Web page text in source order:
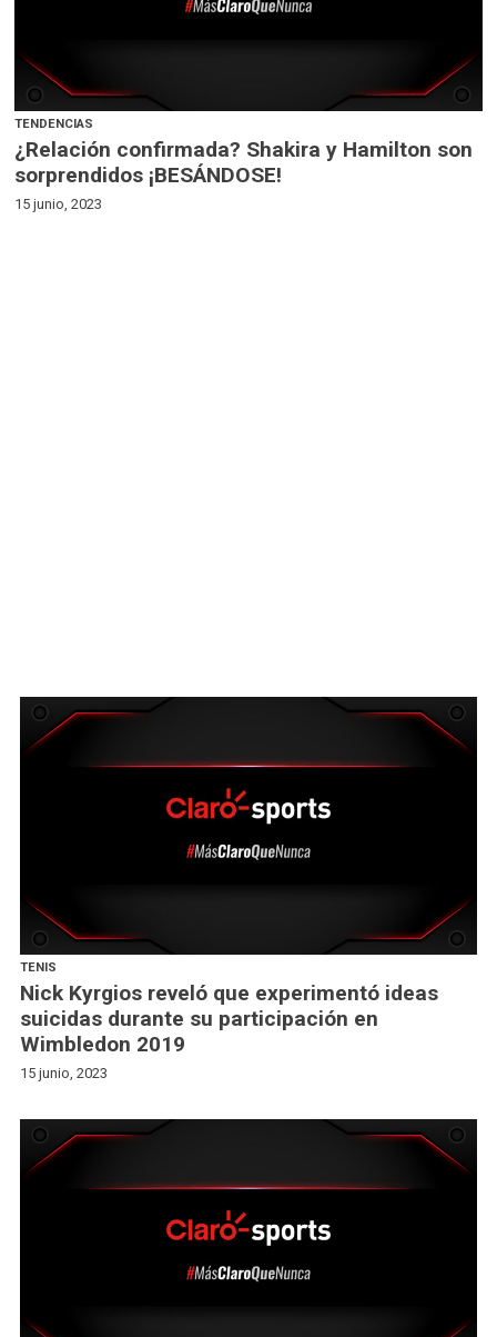
TENIS
Nick Kyrgios reveló que experimentó ideas
suicidas durante su participación en
Wimbledon 2019
15 junio, 2023
TENDENCIAS
¿Relación confirmada? Shakira y Hamilton son
sorprendidos ¡BESÁNDOSE!
15 junio, 2023